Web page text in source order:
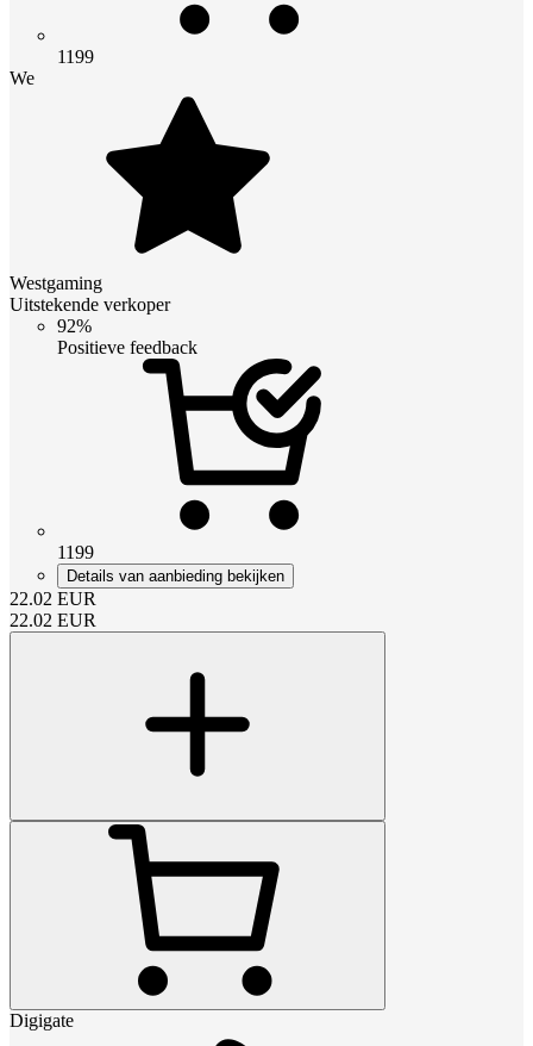
1199
We
Westgaming
Uitstekende verkoper
92%
Positieve feedback
1199
Details van aanbieding bekijken
22.02 EUR
22.02 EUR
Digigate